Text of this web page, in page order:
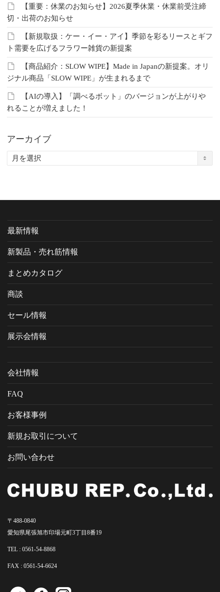
【重要：休業のお知らせ】2026夏季休業・休業前受注締
切・出荷のお知らせ
【新規取扱：ケー・イー・アイ】季節を彩るリースとギフ
ト需要を広げるフラワー雑貨の新提案
【商品紹介：SLOW WIPE】Made in Japanの新提案。オリ
ジナル商品「SLOW WIPE」が生まれるまで
【AIの導入】「調べるボット」のバージョンが上がりや
れることが増えました！
アーカイブ
ア
最新情報
新製品・売れ筋情報
まとめカタログ
商談
セール情報
展示会情報
会社情報
FAQ
お客様事例
新規お取引について
お問い合わせ
〒488-0840
愛知県尾張旭市印場元町3丁目8番19
TEL : 0561-54-8868
FAX : 0561-54-6624